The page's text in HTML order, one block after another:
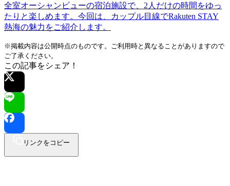
全室オーシャンビューの宿泊施設で、2人だけの時間をゆっ
たりと楽しめます。今回は、カップル目線でRakuten STAY
熱海の魅力をご紹介します。
※掲載内容は公開時点のものです。ご利用時と異なることがありますので
ご了承ください。
この記事をシェア！
リンクをコピー